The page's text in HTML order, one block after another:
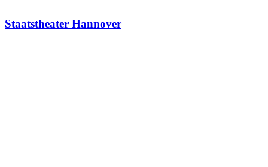
Staatstheater Hannover